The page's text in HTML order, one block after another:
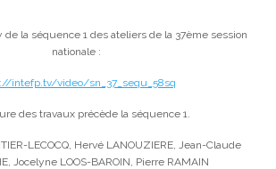
de la séquence 1 des ateliers de la 37ème session
nationale :
intefp.tv/video/sn_37_sequ_58sq
des travaux précède la séquence 1.
LECOCQ, Hervé LANOUZIERE, Jean-Claude
Jocelyne LOOS-BAROIN, Pierre RAMAIN